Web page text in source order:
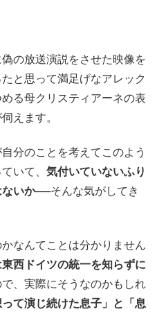
偽の放送演説をさせた映像を
と思って満足げなアレック
る母クリスティアーネの表
えます。
分のことを考えてこのよう
いて、 気付いていないふり
いか──そんな気がしてき
なんてことは分かりません
東西ドイツの統一を知らずに
、実際にそうなのかもしれ
って演じ続けた息子」と「息